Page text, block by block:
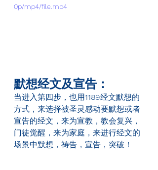
0p/mp4/file.mp4
默想经文及宣告：
当进入第四步，也用1189经文默想的
方式，来选择被圣灵感动要默想或者
宣告的经文，来为宣教，教会复兴，
门徒觉醒，来为家庭，来进行经文的
场景中默想，祷告，宣告，突破！